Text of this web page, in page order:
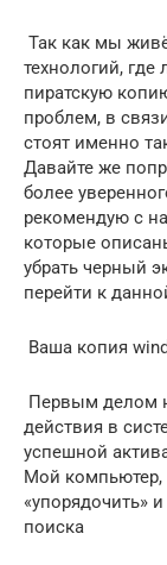
Так как мы
технологий,
пиратскую
проблем, в
стоят именно
Давайте же
более
рекомендую с
которые
убрать черный
перейти к
Ваша копия
Первым делом
действия в
успешной
Мой компьютер,
«упорядочить»
поиска